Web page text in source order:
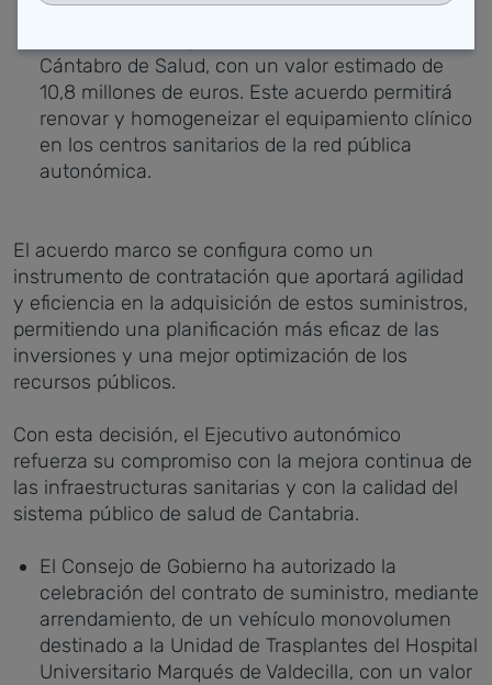
suministro de mobiliario clínico destinado a las
Cántabro de Salud, con un valor estimado de
10,8 millones de euros. Este acuerdo permitirá
renovar y homogeneizar el equipamiento clínico
en los centros sanitarios de la red pública
autonómica.
El acuerdo marco se configura como un
instrumento de contratación que aportará agilidad
y eficiencia en la adquisición de estos suministros,
permitiendo una planificación más eficaz de las
inversiones y una mejor optimización de los
recursos públicos.
Con esta decisión, el Ejecutivo autonómico
refuerza su compromiso con la mejora continua de
las infraestructuras sanitarias y con la calidad del
sistema público de salud de Cantabria.
El Consejo de Gobierno ha autorizado la
celebración del contrato de suministro, mediante
arrendamiento, de un vehículo monovolumen
destinado a la Unidad de Trasplantes del Hospital
Universitario Marqués de Valdecilla, con un valor